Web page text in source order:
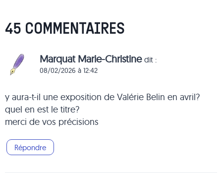
45 COMMENTAIRES
Marquat Marie-Christine dit :
08/02/2026 à 12:42
y aura-t-il une exposition de Valérie Belin en avril?
quel en est le titre?
merci de vos précisions
Répondre